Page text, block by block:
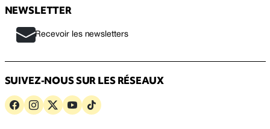
NEWSLETTER
Recevoir les newsletters
SUIVEZ-NOUS SUR LES RÉSEAUX